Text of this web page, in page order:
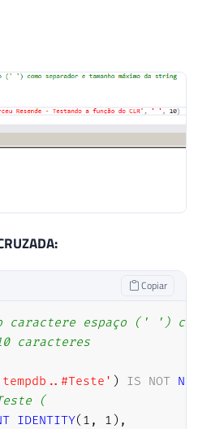
Copiar
espaço (' ')
caracteres
) IS NOT
(
IDENTITY( 1 , 1 ) ,